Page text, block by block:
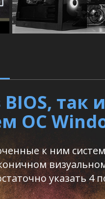
BIOS,
ОС
к ним
указать 4